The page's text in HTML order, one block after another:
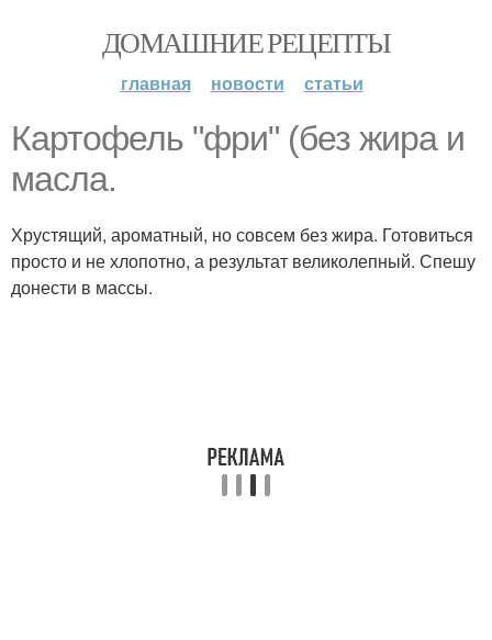
ДОМАШНИЕ РЕЦЕПТЫ
главная новости статьи
Картофель "фри" (без жира и
масла.
Хрустящий, ароматный, но совсем без жира. Готовиться
просто и не хлопотно, а результат великолепный. Спешу
донести в массы.